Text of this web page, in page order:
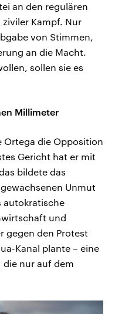
an den regulären
Kampf. Nur
von Stimmen,
an die Macht.
sollen sie es
Millimeter
Ortega die Opposition
Gericht hat er mit
bildete das
Unmut
autokratische
und
gegen den Protest
Kanal plante – eine
die nur auf dem